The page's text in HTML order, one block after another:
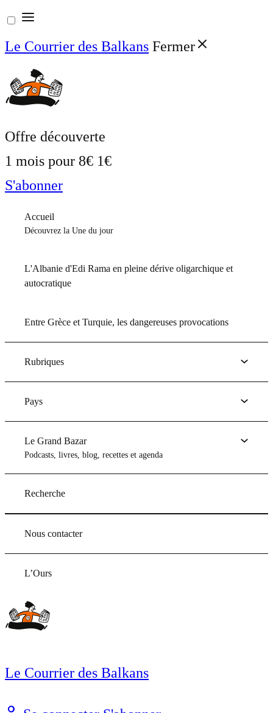
Aller
au
contenu
Le Courrier des Balkans Fermer
Offre découverte
1 mois pour 8€ 1€
S'abonner
Accueil
Découvrez la Une du jour
L'Albanie d'Edi Rama en pleine dérive oligarchique et
autocratique
Entre Grèce et Turquie, les dangereuses provocations
Rubriques
Pays
Le Grand Bazar
Podcasts, livres, blog, recettes et agenda
Recherche
Nous contacter
L’Ours
Le Courrier des Balkans